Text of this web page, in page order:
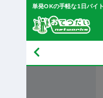
単発OKの手軽な1日バイ